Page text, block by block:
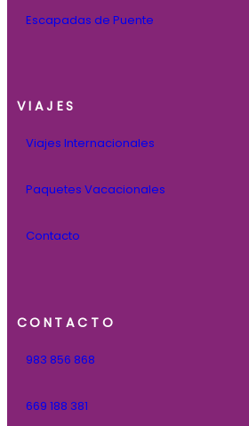
Escapadas de Puente
VIAJES
Viajes Internacionales
Paquetes Vacacionales
Contacto
CONTACTO
983 856 868
669 188 381